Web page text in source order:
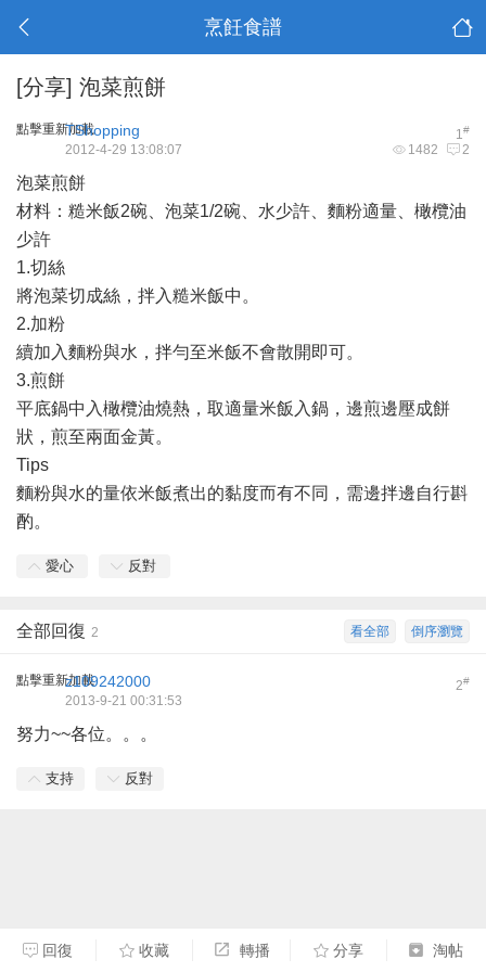
烹飪食譜
[分享] 泡菜煎餅
點擊重新加載 1#
TShopping
1482 2
2012-4-29 13:08:07
泡菜煎餅
材料：糙米飯2碗、泡菜1/2碗、水少許、麵粉適量、橄欖油
少許
1.切絲
將泡菜切成絲，拌入糙米飯中。
2.加粉
續加入麵粉與水，拌勻至米飯不會散開即可。
3.煎餅
平底鍋中入橄欖油燒熱，取適量米飯入鍋，邊煎邊壓成餅
狀，煎至兩面金黃。
Tips
麵粉與水的量依米飯煮出的黏度而有不同，需邊拌邊自行斟
酌。
愛心 反對
倒序瀏覽
看全部
全部回復 2
點擊重新加載 2#
z109242000
2013-9-21 00:31:53
努力~~各位。。。
支持 反對
回復 收藏 轉播 分享 淘帖